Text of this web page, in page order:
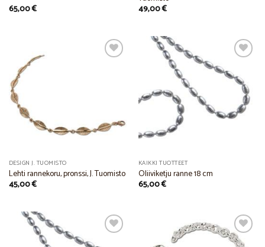
65,00€
49,00€
DESIGN J. TUOMISTO
Lehti rannekoru, pronssi, J. Tuomisto
45,00€
Add to
Wishlist
KAIKKI TUOTTEET
Oliiviketju ranne 18 cm
65,00€